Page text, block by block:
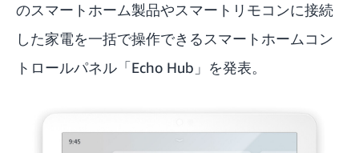
のスマートホーム製品やスマートリモコンに接続
した家電を一括で操作できるスマートホームコン
トロールパネル「Echo Hub」を発表。